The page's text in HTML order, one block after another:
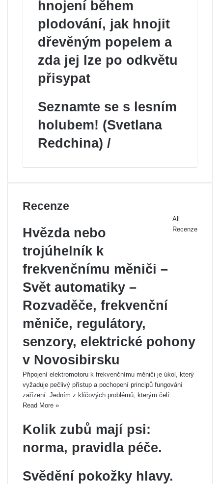
hnojení během
plodování, jak hnojit
dřevěným popelem a
zda jej lze po odkvětu
přisypat
Seznamte se s lesním
holubem! (Svetlana
Redchina) /
Recenze
All
Recenze
Hvězda nebo
trojúhelník k
frekvenčnímu měniči –
Svět automatiky –
Rozvaděče, frekvenční
měniče, regulátory,
senzory, elektrické pohony
v Novosibirsku
Připojení elektromotoru k frekvenčnímu měniči je úkol, který
vyžaduje pečlivý přístup a pochopení principů fungování
zařízení. Jedním z klíčových problémů, kterým čelí…
Read More »
Kolik zubů mají psi:
norma, pravidla péče.
Svědění pokožky hlavy.